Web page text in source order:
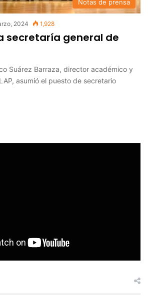
Notas de prensa
2024 1,928
secretaría general de
Suárez Barraza, director académico y
asumió el puesto de secretario